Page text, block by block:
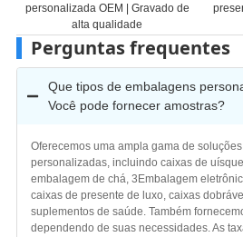
| Gravado de
presente Mooncake
Perguntas frequentes
Que tipos de embalagens
Você pode fornecer amostras?
Oferecemos uma ampla gama de
personalizadas, incluindo caixas de
embalagem de chá, 3Embalagem
caixas de presente de luxo, caixas
suplementos de saúde. Também
dependendo de suas necessidades. As